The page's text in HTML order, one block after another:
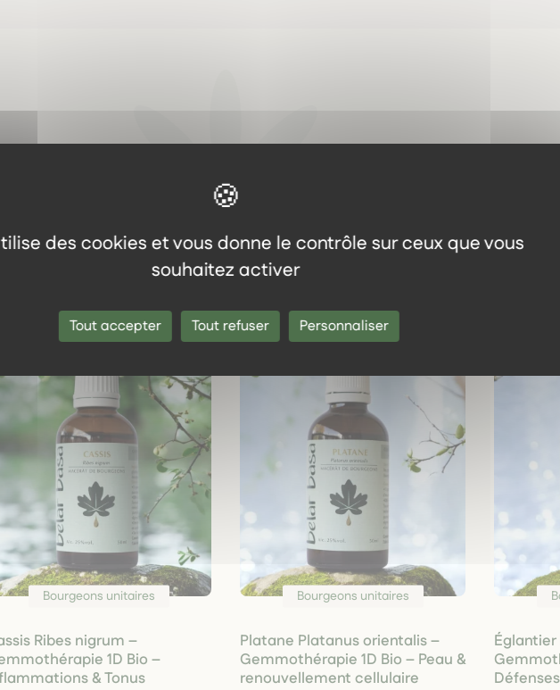
des cookies et vous donne le contrôle sur ceux que vous
souhaitez activer
Tout accepter Tout refuser Personnaliser
Les autres produits dans la
même gamme
Bourgeons unitaires
Ribes nigrum –
1D Bio –
& Tonus
Bourgeons unitaires
Platane Platanus orientalis –
Gemmothérapie 1D Bio – Peau &
renouvellement cellulaire